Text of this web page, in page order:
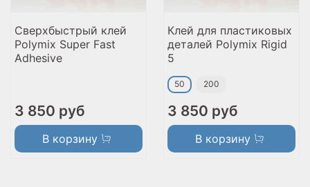
Сверхбыстрый клей
Polymix Super Fast
Adhesive
3 850 руб
В корзину
Клей для пластиковых
деталей Polymix Rigid
5
50 200
3 850 руб
В корзину